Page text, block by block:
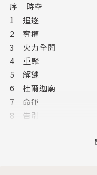
阻重重，潛伏著更多可
一件事是可以確定的
本書特色
眾人引頸期盼的暢銷書
終命運之浴火鳳凰》，
不能錯過。
作者簡介
柯琳．霍克 Colleen
柯琳酷好讀書，喜歡的
國家認證美國手語譯員
序 時空
1 追逐
2 奪權
3 火力全開
4 重聚
5 解謎
6 杜爾迦廟
7 命運
8 告別